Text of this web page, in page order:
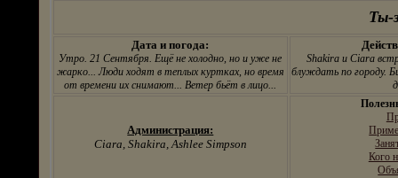
просьбе, все админы
могут вернуть назад свои
авы... Достали с
жалобами...
Ты-
Дата и погода:
Утро. 21 Сентября. Ещё не холодно, но и уже не
жарко... Люди ходят в теплых куртках, но время
от времени их снимают... Ветер бьёт в лицо...
Shakira и Ciara
блуждать по городу.
Администрация:
Ciara, Shakira, Ashlee Simpson
Кого